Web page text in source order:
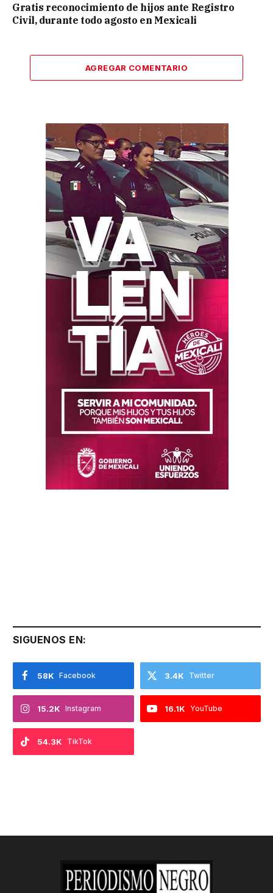
Gratis reconocimiento de hijos ante Registro
Civil, durante todo agosto en Mexicali
AGREGAR COMENTARIO
SIGUENOS EN:
Facebook
58K Twitter
3.4K
Instagram
15.2K YouTube
16.1K
TikTok
54.3K